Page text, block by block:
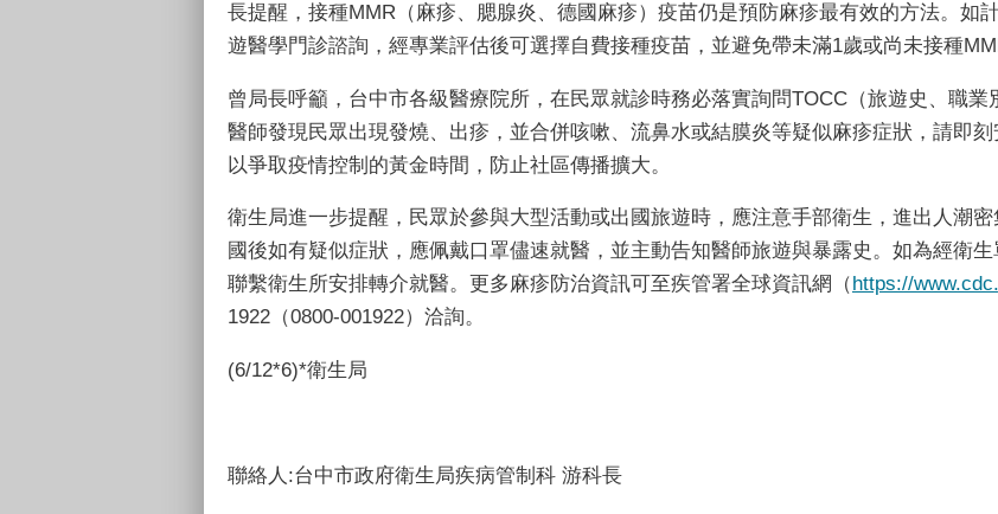
長提醒，接種MMR （麻疹、腮腺炎、德國麻疹）疫苗仍是預防麻疹最有效的方法。如
遊醫學門診諮詢，經專業評估後可選擇自費接種疫苗，並避免帶未滿1歲或尚未接種
曾局長呼籲，台中市各級醫療院所，在民眾就診時務必落實詢問TOCC （旅遊史、職
醫師發現民眾出現發燒、出疹，並合併咳嗽、流鼻水或結膜炎等疑似麻疹症狀，請即
以爭取疫情控制的黃金時間，防止社區傳播擴大。
衛生局進一步提醒，民眾於參與大型活動或出國旅遊時，應注意手部衛生，進出人潮
國後如有疑似症狀，應佩戴口罩儘速就醫，並主動告知醫師旅遊與暴露史。如為經衛
聯繫衛生所安排轉介就醫。更多麻疹防治資訊可至疾管署全球資訊網（https://
1922 （0800-001922）洽詢。
(6/12*6)*衛生局
聯絡人:台中市政府衛生局疾病管制科 游科長